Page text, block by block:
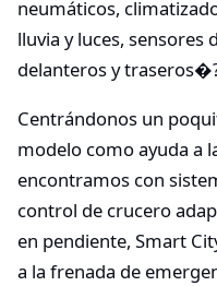
neumáticos,
lluvia y luces, sensores
delanteros y
Centrándonos un
modelo como ayuda a
encontramos con
control de crucero
en pendiente, Smart
a la frenada de